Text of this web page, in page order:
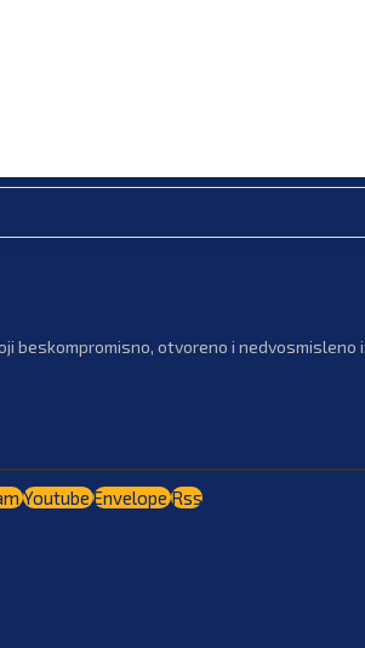
beskompromisno, otvoreno i
YoutubeEnvelopeRss